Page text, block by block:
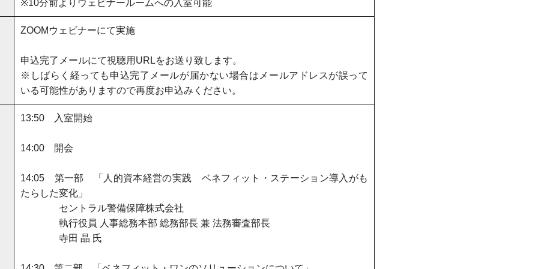
※10分前よりウェビナールームへの入室可能
ZOOMウェビナーにて実施
申込完了メールにて視聴用URLをお送り致します。
※しばらく経っても申込完了メールが届かない場合はメールアドレスが誤って
いる可能性がありますので再度お申込みください。
13:50 入室開始
14:00 開会
14:05 第一部 「人的資本経営の実践 ベネフィット・ステーション導入がも
たらした変化」
セントラル警備保障株式会社
執行役員 人事総務本部 総務部長 兼 法務審査部長
寺田 晶 氏